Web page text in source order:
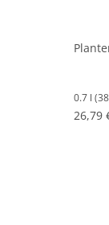
0.7 l
26,79